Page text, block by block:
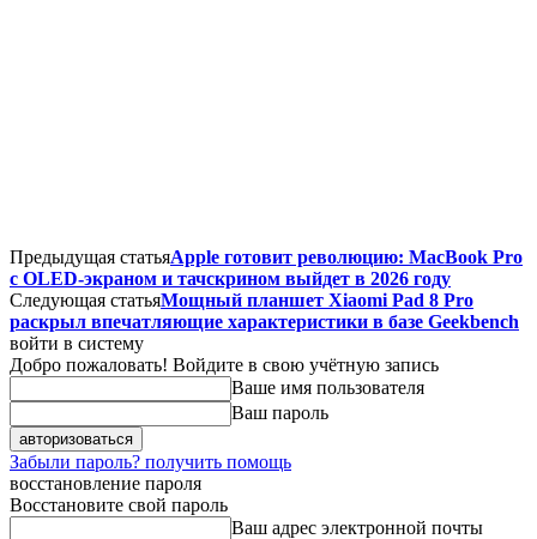
Предыдущая статьяApple готовит революцию: MacBook Pro
с OLED-экраном и тачскрином выйдет в 2026 году
Следующая статьяМощный планшет Xiaomi Pad 8 Pro
раскрыл впечатляющие характеристики в базе Geekbench
войти в систему
Добро пожаловать! Войдите в свою учётную запись
Ваше имя пользователя
Ваш пароль
Забыли пароль? получить помощь
восстановление пароля
Восстановите свой пароль
Ваш адрес электронной почты